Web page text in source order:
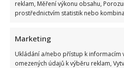
reklam, Měření výkonu obsahu,
prostřednictvím statistik nebo
Marketing
Ukládání a/nebo přístup k informacím
omezených údajů k výběru reklam,